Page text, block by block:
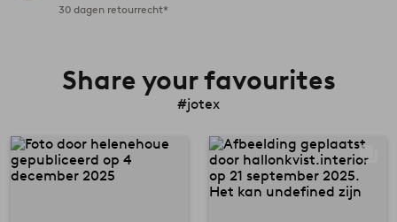
30 dagen retourrecht*
Share your favourites
#jotex